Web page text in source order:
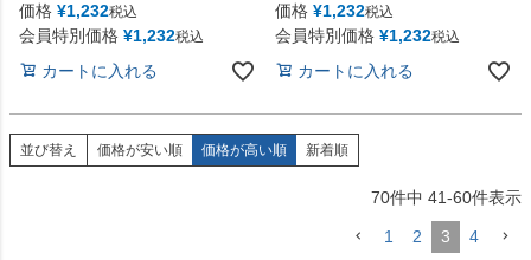
価格 ¥1,232税込
会員特別価格 ¥1,232税込
カートに入れる
価格 ¥1,232税込
会員特別価格 ¥1,232税込
カートに入れる
並び替え 価格が安い順 価格が高い順 新着順
70件中 41-60件表示
1 2 3 4